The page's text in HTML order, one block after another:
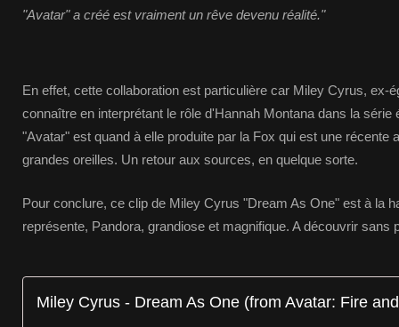
"Avatar" a créé est vraiment un rêve devenu réalité."
En effet, cette collaboration est particulière car Miley Cyrus, ex-
connaître en interprétant le rôle d'Hannah Montana dans la série
"Avatar" est quand à elle produite par la Fox qui est une récente
grandes oreilles. Un retour aux sources, en quelque sorte.
Pour conclure, ce clip de Miley Cyrus "Dream As One" est à la
représente, Pandora, grandiose et magnifique. A découvrir sans